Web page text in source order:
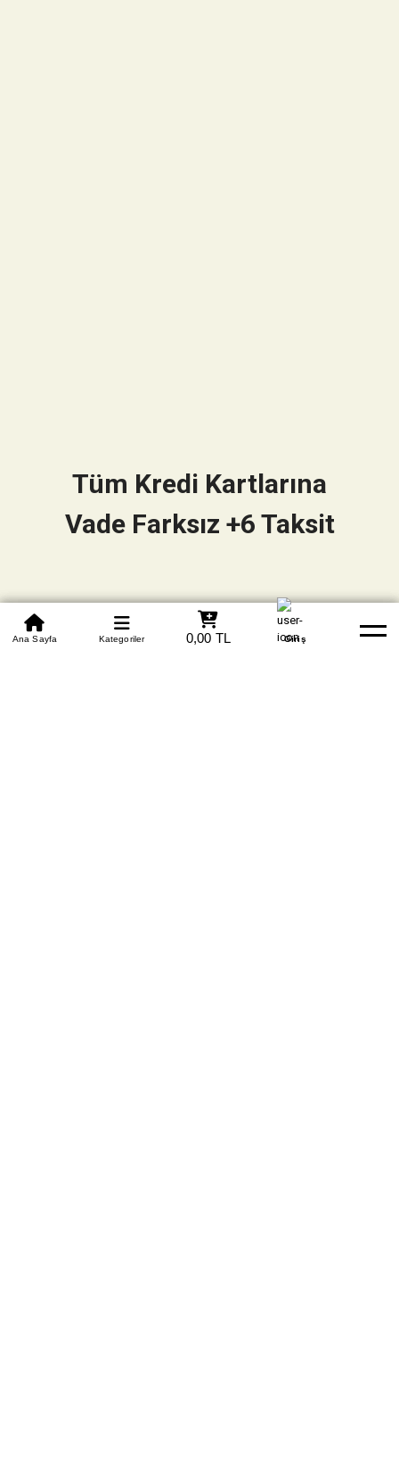
0850 305 09 70
Beden Tablosu Banka Hesapları Whatsapp Yardım
Ana Sayfa Kategoriler 0,00 TL Giriş
Tüm Kredi Kartlarına
Vade Farksız +6 Taksit